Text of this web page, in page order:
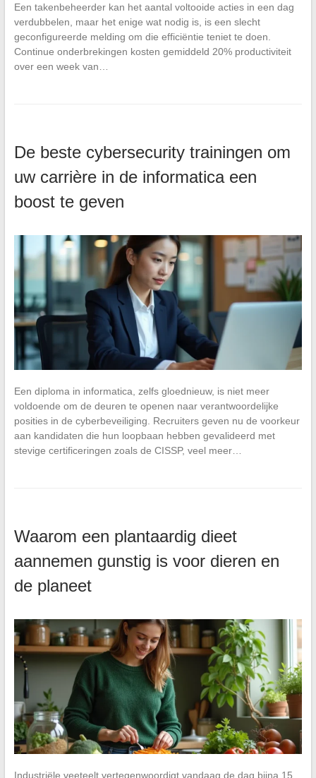
Een takenbeheerder kan het aantal voltooide acties in een dag
verdubbelen, maar het enige wat nodig is, is een slecht
geconfigureerde melding om die efficiëntie teniet te doen.
Continue onderbrekingen kosten gemiddeld 20% productiviteit
over een week van…
De beste cybersecurity trainingen om
uw carrière in de informatica een
boost te geven
Een diploma in informatica, zelfs gloednieuw, is niet meer
voldoende om de deuren te openen naar verantwoordelijke
posities in de cyberbeveiliging. Recruiters geven nu de voorkeur
aan kandidaten die hun loopbaan hebben gevalideerd met
stevige certificeringen zoals de CISSP, veel meer…
Waarom een plantaardig dieet
aannemen gunstig is voor dieren en
de planeet
Industriële veeteelt vertegenwoordigt vandaag de dag bijna 15